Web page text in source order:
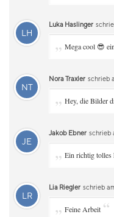
LH
Luka Haslinger
„ Mega cool 😎
NT
Nora Traxler schrieb
„ Hey, die Bilder
JE
Jakob Ebner schrieb
„ Ein richtig tolles
LR
Lia Riegler schrieb
„ Feine Arbeit “